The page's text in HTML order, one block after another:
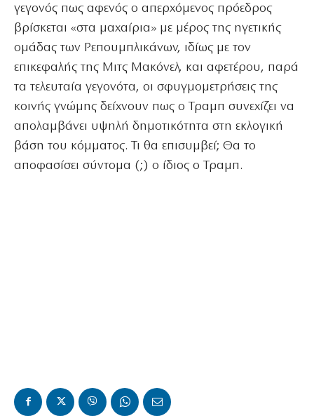
γεγονός πως αφενός ο απερχόμενος πρόεδρος
βρίσκεται «στα μαχαίρια» με μέρος της ηγετικής
ομάδας των Ρεπουμπλικάνων, ιδίως με τον
επικεφαλής της Μιτς Μακόνελ, και αφετέρου, παρά
τα τελευταία γεγονότα, οι σφυγμομετρήσεις της
κοινής γνώμης δείχνουν πως ο Τραμπ συνεχίζει να
απολαμβάνει υψηλή δημοτικότητα στη εκλογική
βάση του κόμματος. Τι θα επισυμβεί; Θα το
αποφασίσει σύντομα (;) ο ίδιος ο Τραμπ.